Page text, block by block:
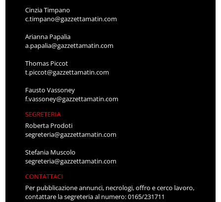
Cinzia Timpano
c.timpano@gazzettamatin.com
Arianna Papalia
a.papalia@gazzettamatin.com
Thomas Piccot
t.piccot@gazzettamatin.com
Fausto Vassoney
f.vassoney@gazzettamatin.com
SEGRETERIA
Roberta Prodoti
segreteria@gazzettamatin.com
Stefania Muscolo
segreteria@gazzettamatin.com
CONTATTACI
Per pubblicazione annunci, necrologi, offro e cerco lavoro,
contattare la segreteria al numero: 0165/231711